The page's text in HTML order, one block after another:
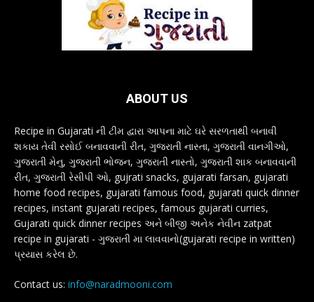
ABOUT US
Recipe in Gujarati ની ટીમ દ્વારા આપના માટે ઘરે સરળતાથી બનાવી
શકાય તેવી રસોઈ બનાવવાની રીત, ગુજરાતી નાસ્તા, ગુજરાતી વાનગીઓ,
ગુજરાતી મેનુ, ગુજરાતી ભોજન, ગુજરાતી નાસ્તો, ગુજરાતી શાક બનાવવાની
રીત, ગુજરાતી રેસીપી ઓ, gujrati snacks, gujarati farsan, gujarati
home food recipes, gujarati famous food, gujarati quick dinner
recipes, instant gujarati recipes, famous gujarati curries,
Gujarati quick dinner recipes અને બીજી અનેક નેવીન zatpat
recipe in gujarati - ગુજરાતી મા લાવવાનો(gujarati recipe in written)
પ્રયાસ કરેલ છે.
Contact us: info@naradmooni.com